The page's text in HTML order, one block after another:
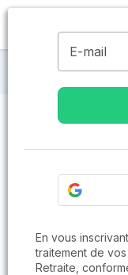
Maisons de
E-mail
En vous
traitement de
Retraite,